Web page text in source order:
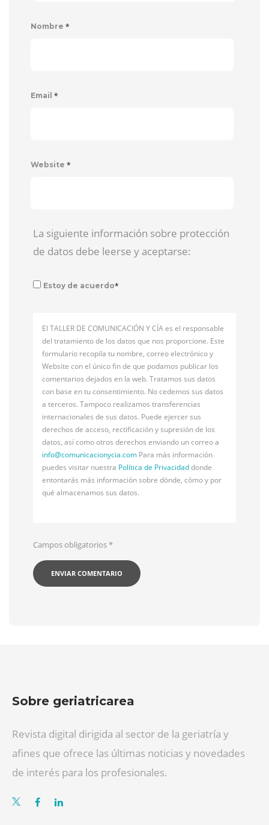
Nombre *
Email *
Website *
La siguiente información sobre protección
de datos debe leerse y aceptarse:
Estoy de acuerdo*
El TALLER DE COMUNICACIÓN Y CÍA es el responsable
del tratamiento de los datos que nos proporcione. Este
formulario recopila tu nombre, correo electrónico y
Website con el único fin de que podamos publicar los
comentarios dejados en la web. Tratamos sus datos
con base en tu consentimiento. No cedemos sus datos
a terceros. Tampoco realizamos transferencias
internacionales de sus datos. Puede ejercer sus
derechos de acceso, rectificación y supresión de los
datos, así como otros derechos enviando un correo a
info@comunicacionycia.com Para más información
puedes visitar nuestra Política de Privacidaddonde
entontarás más información sobre dónde, cómo y por
qué almacenamos sus datos.
Campos obligatorios*
Sobre geriatricarea
Revista digital dirigida al sector de la geriatría y
afines que ofrece las últimas noticias y novedades
de interés para los profesionales.